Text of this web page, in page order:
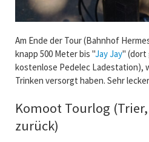
Am Ende der Tour (Bahnhof
knapp 500 Meter bis "Jay Jay" (dort
kostenlose Pedelec Ladestation),
Trinken versorgt haben. Sehr
Komoot Tourlog
zurück)